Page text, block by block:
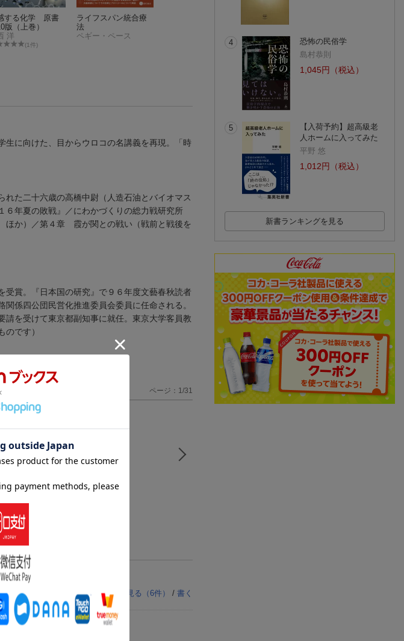
する化学 原書
版（上巻）
洋
(1件)
ライフスパン統合療
法
ペギー・ペース
教会の聖人たち（下
巻）全面改訂版
池田敏雄（神父）
(1件)
生に向けた、目からウロコの名講義を再現。「時
た二十六歳の高橋中尉（人造石油とバイオマス
年夏の敗戦』／にわかづくりの総力戦研究所
ほか）／第４章 霞が関との戦い（戦前と戦後を
受賞。『日本国の研究』で９６年度文藝春秋読者
係四公団民営化推進委員会委員に任命される。
を受けて東京都副知事に就任。東京大学客員教
です）
ページ：1/31
レビューを見る（6件） / 書く
4
恐怖の民俗学
島村恭則
1,045円（税込）
5
【入荷予約】超高級老
人ホームに入ってみた
平野 悠
1,012円（税込）
新書ランキングを見る